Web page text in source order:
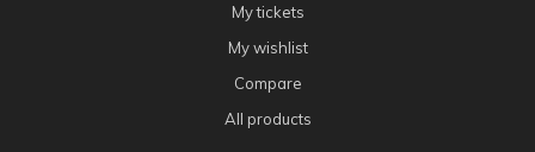
My tickets
My wishlist
Compare
All products